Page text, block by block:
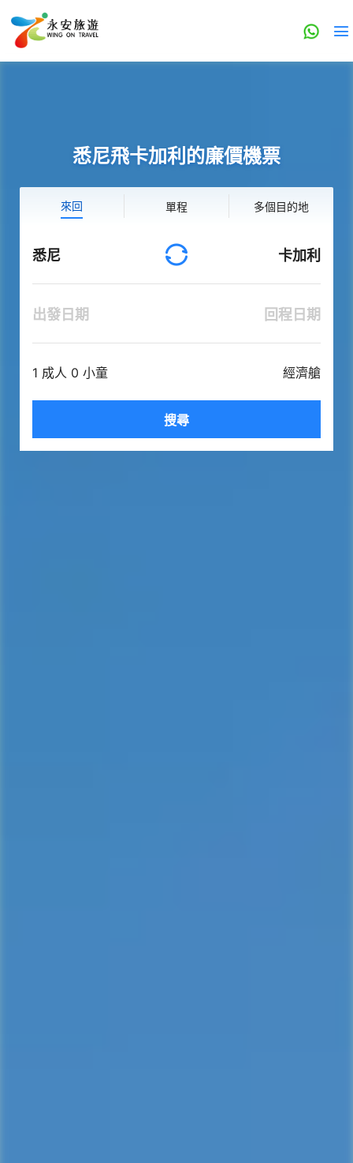
悉尼飛卡加利的廉價機票
來回 單程 多個目的地
悉尼 卡加利
出發日期 回程日期
1 成人 0 小童 經濟艙
搜尋